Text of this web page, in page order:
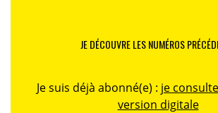
JE DÉCOUVRE LES NUMÉROS
Je suis déjà abonné(e) : je
version digitale